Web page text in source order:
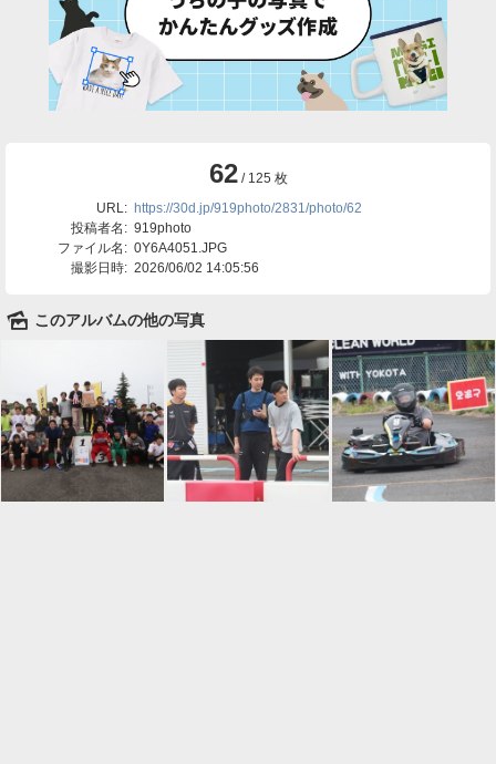
62 / 125 枚
URL: https://30d.jp/919photo/2831/photo/62
投稿者名: 919photo
ファイル名: 0Y6A4051.JPG
撮影日時: 2026/06/02 14:05:56
🌄 このアルバムの他の写真